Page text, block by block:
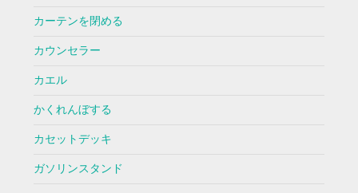
カーテンを閉める
カウンセラー
カエル
かくれんぼする
カセットデッキ
ガソリンスタンド